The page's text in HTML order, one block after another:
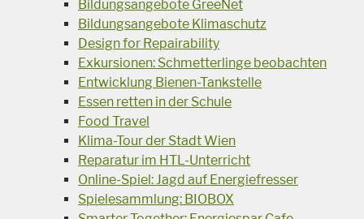
Bildungsangebote GreeNet
Bildungsangebote Klimaschutz
Design for Repairability
Exkursionen: Schmetterlinge beobachten
Entwicklung Bienen-Tankstelle
Essen retten in der Schule
Food Travel
Klima-Tour der Stadt Wien
Reparatur im HTL-Unterricht
Online-Spiel: Jagd auf Energiefresser
Spielesammlung: BIOBOX